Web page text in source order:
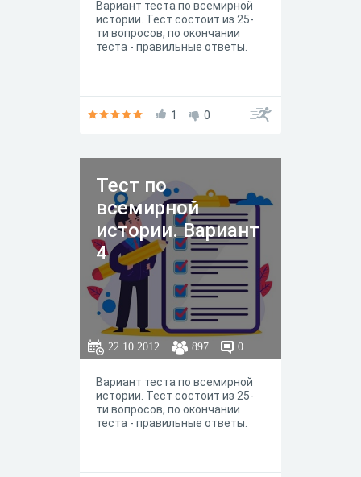
Вариант теста по всемирной
истории. Тест состоит из 25-
ти вопросов, по окончании
теста - правильные ответы.
1 0
Тест по
всемирной
истории. Вариант
4
22.10.2012 897 0
Вариант теста по всемирной
истории. Тест состоит из 25-
ти вопросов, по окончании
теста - правильные ответы.